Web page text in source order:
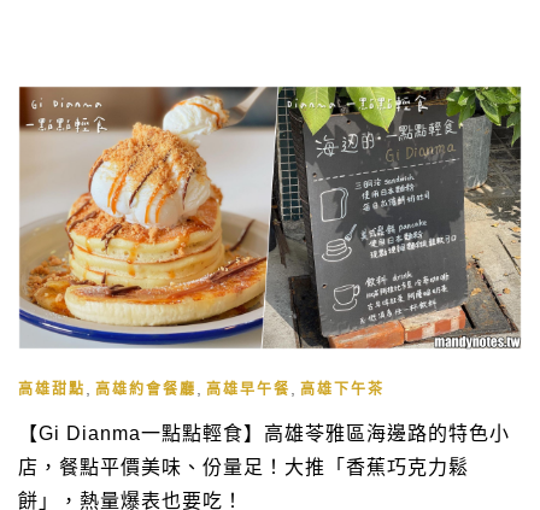
高雄甜點 高雄約會餐廳 高雄早午餐 高雄下午茶
【Gi Dianma一點點輕食】高雄苓雅區海邊路的特色小
店，餐點平價美味、份量足！大推「香蕉巧克力鬆
餅」，熱量爆表也要吃！